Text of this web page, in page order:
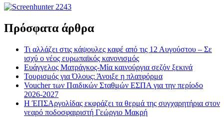
Πρόσφατα άρθρα
Τι αλλάζει στις κάψουλες καφέ από τις 12 Αυγούστου – Σε
ισχύ ο νέος ευρωπαϊκός κανονισμός
Ευάγγελος Ματράγκος-Μία καινούργια σεζόν ξεκινά
Τουρισμός για Όλους: Άνοιξε η πλατφόρμα
Voucher των Παιδικών Σταθμών ΕΣΠΑ για την περίοδο
2026-2027
Η ΈΠΣΑργολίδας εκφράζει τα θερμά της συγχαρητήρια στον
νεαρό ποδοσφαιριστή Γεώργιο Μακρή